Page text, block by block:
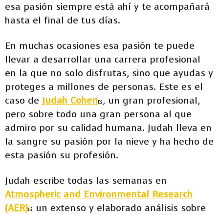
esa pasión siempre está ahí y te acompañará
hasta el final de tus días.
En muchas ocasiones esa pasión te puede
llevar a desarrollar una carrera profesional
en la que no solo disfrutas, sino que ayudas y
proteges a millones de personas. Este es el
caso de Judah Cohen , un gran profesional,
pero sobre todo una gran persona al que
admiro por su calidad humana. Judah lleva en
la sangre su pasión por la nieve y ha hecho de
esta pasión su profesión.
Judah escribe todas las semanas en
Atmospheric and Environmental Research
(AER)
un extenso y elaborado análisis sobre